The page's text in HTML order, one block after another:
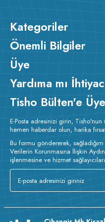
Kategoriler
Önemli Bilgiler
Üye
Yardıma mı
Tisho Bülten'e
E-Posta adresinizi girin, Tisho'nun
hemen haberdar olun, harika
Bu formu göndererek,
Verilerin Korunmasına İlişkin
işlenmesine ve hizmet